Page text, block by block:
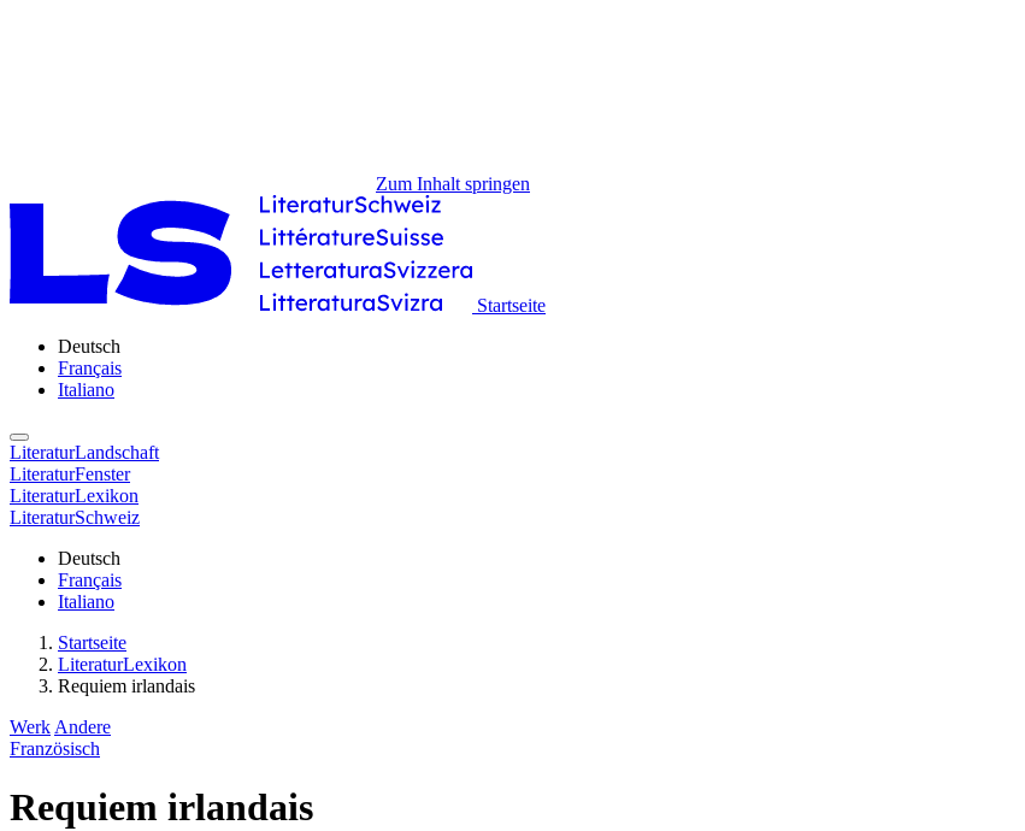
Zum Inhalt springen
Startseite
Deutsch
Français
Italiano
LiteraturLandschaft
LiteraturFenster
LiteraturLexikon
LiteraturSchweiz
Deutsch
Français
Italiano
Startseite
LiteraturLexikon
Requiem irlandais
Werk Andere
Französisch
Requiem irlandais